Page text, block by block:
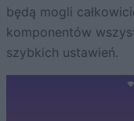
będą mogli
komponentów
szybkich ustawień.